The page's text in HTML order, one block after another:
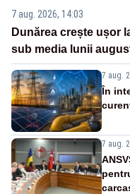
7 aug. 2026, 14:03
Dunărea crește ușor
sub media lunii
7 aug.
În
7 aug.